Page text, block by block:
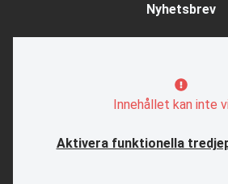
Nyhetsbrev
Innehållet kan inte
Aktivera funktionella